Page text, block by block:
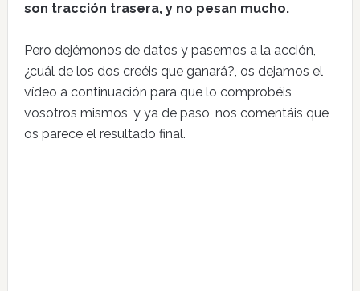
son tracción trasera, y no pesan mucho.
Pero dejémonos de datos y pasemos a la acción,
¿cuál de los dos creéis que ganará?, os dejamos el
vídeo a continuación para que lo comprobéis
vosotros mismos, y ya de paso, nos comentáis que
os parece el resultado final.